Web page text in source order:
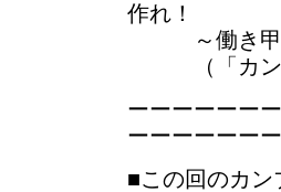
作れ！
～働き甲斐
（「カンブ
ーーーーーー
ーーーーーー
■この回のカン